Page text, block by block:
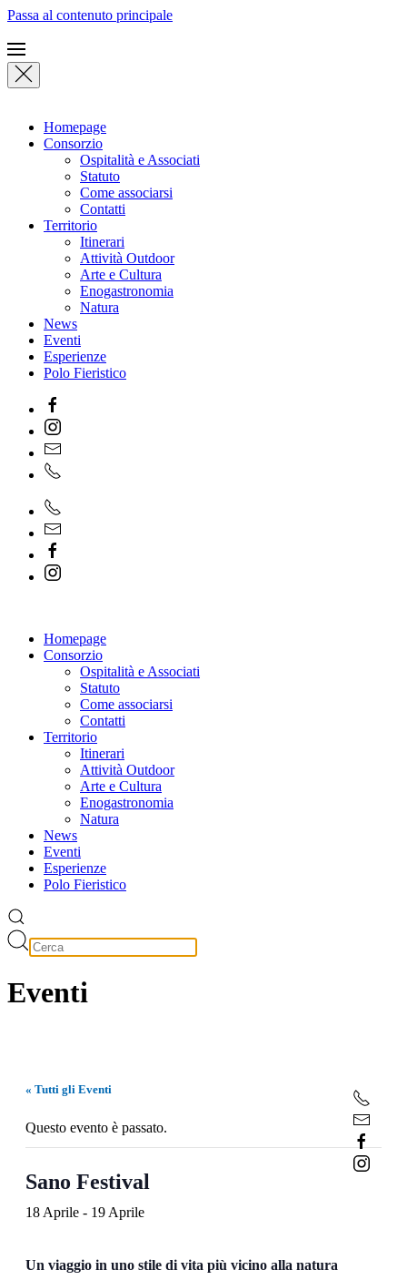
Passa al contenuto principale
Homepage
Consorzio
Ospitalità e Associati
Statuto
Come associarsi
Contatti
Territorio
Itinerari
Attività Outdoor
Arte e Cultura
Enogastronomia
Natura
News
Eventi
Esperienze
Polo Fieristico
Homepage
Consorzio
Ospitalità e Associati
Statuto
Come associarsi
Contatti
Territorio
Itinerari
Attività Outdoor
Arte e Cultura
Enogastronomia
Natura
News
Eventi
Esperienze
Polo Fieristico
Eventi
« Tutti gli Eventi
Questo evento è passato.
Sano Festival
18 Aprile - 19 Aprile
Un viaggio in uno stile di vita più vicino alla natura